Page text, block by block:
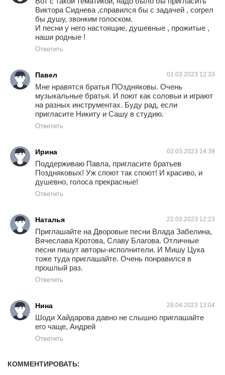
Виктора Сиднева ,справился бы с задачей , согрел
бы душу, звонким голоском.
И песни у него настоящие, душевные , прожитые ,
наши родные !
Ответить
Павел 01.03.2023 12:33
Мне нравятся братья ПОздняковы. Очень
музыкальные братья. И поют как соловьи и играют
на разных инструментах. Буду рад, если
пригласите Никиту и Сашу в студию.
Ответить
Ирина 02.03.2023 14:39
Поддерживаю Павла, пригласите братьев
Поздняковых! Уж споют так споют! И красиво, и
душевно, голоса прекрасные!
Ответить
Наталья 22.03.2023 12:23
Приглашайте на Дворовые песни Влада Забелина,
Вячеслава Кротова, Славу Благова. Отличные
песни пишут авторы-исполнители. И Мишу Цука
тоже туда приглашайте. Очень понравился в
прошлый раз.
Ответить
Нина 28.04.2023 13:04
Шоди Хайдарова давно не слышно приглашайте
его чаще, Андрей
Ответить
КОММЕНТИРОВАТЬ: